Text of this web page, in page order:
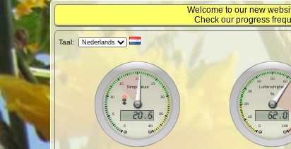
Welcome to our new
Check our progress
Taal: